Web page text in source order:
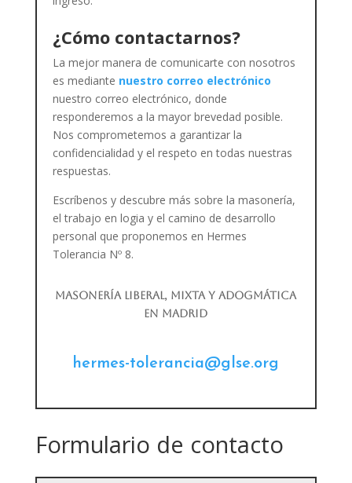
¿Cómo contactarnos?
La mejor manera de comunicarte con nosotros
es mediante nuestro correo electrónico
nuestro correo electrónico, donde
responderemos a la mayor brevedad posible.
Nos comprometemos a garantizar la
confidencialidad y el respeto en todas nuestras
respuestas.
Escríbenos y descubre más sobre la masonería,
el trabajo en logia y el camino de desarrollo
personal que proponemos en Hermes
Tolerancia Nº 8.
Masonería liberal, mixta y adogmática
en Madrid
hermes-tolerancia@glse.org
Formulario de contacto